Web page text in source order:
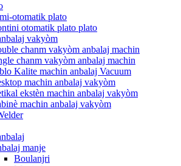
otomatik plato
otomatik plato plato
vakyòm
chanm vakyòm anbalaj machin
chanm vakyòm anbalaj machin
Kalite machin anbalaj Vacuum
machin anbalaj vakyòm
ekstèn machin anbalaj vakyòm
machin anbalaj vakyòm
manje
Boulanjri